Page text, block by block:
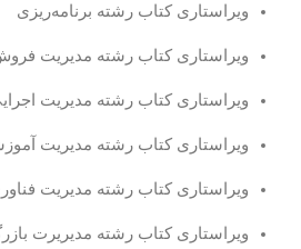
ویراستاری کتاب رشته برنامه‌ریزی
ویراستاری کتاب رشته مدیریت
ویراستاری کتاب رشته مدیریت
ویراستاری کتاب رشته مدیریت
ویراستاری کتاب رشته مدیریت
ویراستاری کتاب رشته مدیریرت